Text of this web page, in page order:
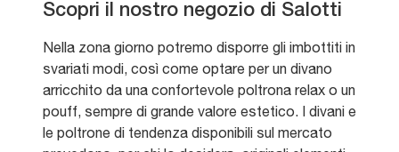
Scopri il nostro negozio di Salotti
Nella zona giorno potremo disporre gli imbottiti in
svariati modi, così come optare per un divano
arricchito da una confortevole poltrona relax o un
pouff, sempre di grande valore estetico. I divani e
le poltrone di tendenza disponibili sul mercato